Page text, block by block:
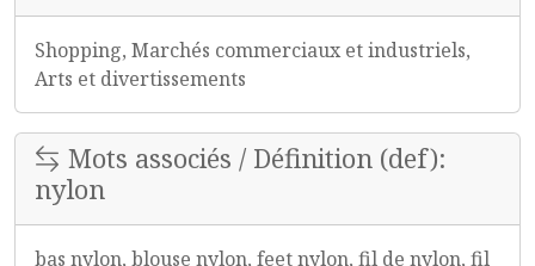
Shopping, Marchés commerciaux et industriels,
Arts et divertissements
Mots associés / Définition (def):
nylon
bas nylon, blouse nylon, feet nylon, fil de nylon, fil